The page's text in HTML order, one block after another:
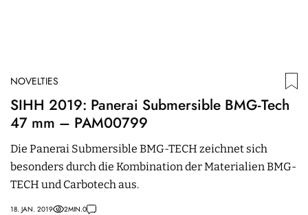
NOVELTIES
SIHH 2019: Panerai Submersible BMG-Tech
47 mm – PAM00799
Die Panerai Submersible BMG-TECH zeichnet sich
besonders durch die Kombination der Materialien BMG-
TECH und Carbotech aus.
18. JAN. 2019 2MIN.0